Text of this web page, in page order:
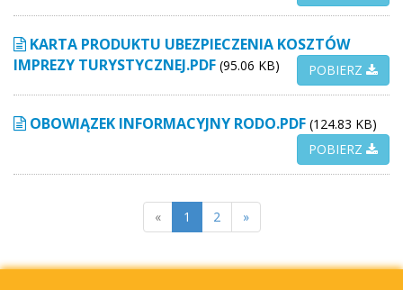
KARTA PRODUKTU UBEZPIECZENIA KOSZTÓW
IMPREZY TURYSTYCZNEJ.PDF (95.06 KB) POBIERZ
OBOWIĄZEK INFORMACYJNY RODO.PDF (124.83 KB)
POBIERZ
« 1 2 »